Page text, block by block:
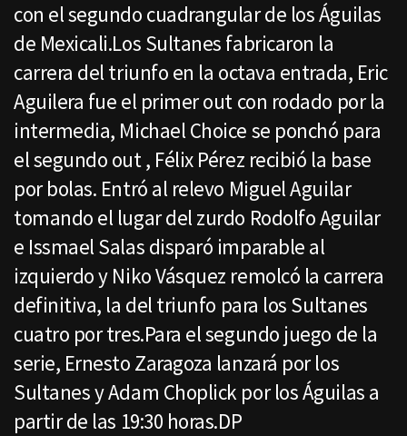
con el segundo cuadrangular de los Águilas
de Mexicali.Los Sultanes fabricaron la
carrera del triunfo en la octava entrada, Eric
Aguilera fue el primer out con rodado por la
intermedia, Michael Choice se ponchó para
el segundo out , Félix Pérez recibió la base
por bolas. Entró al relevo Miguel Aguilar
tomando el lugar del zurdo Rodolfo Aguilar
e Issmael Salas disparó imparable al
izquierdo y Niko Vásquez remolcó la carrera
definitiva, la del triunfo para los Sultanes
cuatro por tres.Para el segundo juego de la
serie, Ernesto Zaragoza lanzará por los
Sultanes y Adam Choplick por los Águilas a
partir de las 19:30 horas.DP